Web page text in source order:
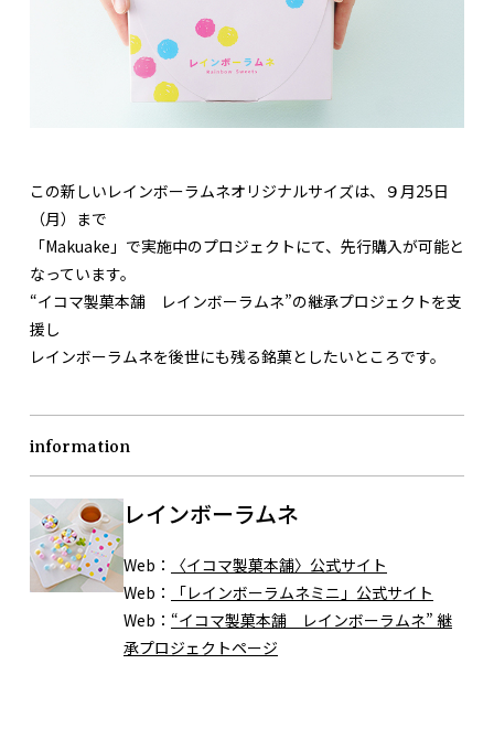
この新しいレインボーラムネオリジナルサイズは、９月25日
（月）まで
「Makuake」で実施中のプロジェクトにて、先行購入が可能と
なっています。
“イコマ製菓本舗 レインボーラムネ”の継承プロジェクトを支
援し
レインボーラムネを後世にも残る銘菓としたいところです。
information
レインボーラムネ
Web：
〈イコマ製菓本舗〉公式サイト
Web：
「レインボーラムネミニ」公式サイト
Web： “イコマ製菓本舗 レインボーラムネ” 継
承プロジェクトページ